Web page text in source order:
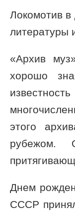
Локомотив в
литературы
«Архив
хорошо
этого
рубежом.
Днем
СССР